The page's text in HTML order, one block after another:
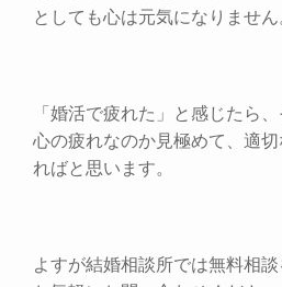
としても心は元気になりません
「婚活で疲れた」と感じたら
心の疲れなのか見極めて、適
ればと思います。
よすが結婚相談所では無料相談